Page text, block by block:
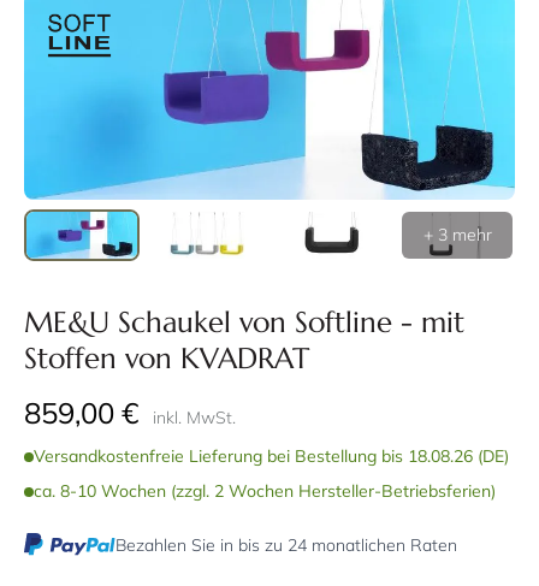
+ 3 mehr
ME&U Schaukel von Softline - mit
Stoffen von KVADRAT
859,00 €
inkl. MwSt.
Versandkostenfreie Lieferung bei Bestellung bis 18.08.26 (DE)
ca. 8-10 Wochen (zzgl. 2 Wochen Hersteller-Betriebsferien)
Bezahlen Sie in bis zu 24 monatlichen Raten